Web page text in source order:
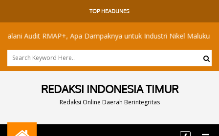
TOP HEADLINES
RMAP+, Apa Dampaknya untuk Industri Nikel Maluku Utara?
REDAKSI INDONESIA TIMUR
Redaksi Online Daerah Berintegritas